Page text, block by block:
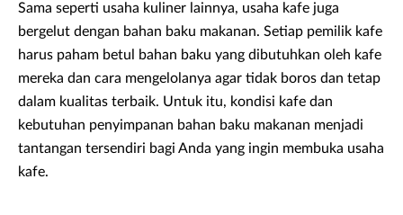
Sama seperti usaha kuliner lainnya, usaha kafe juga
bergelut dengan bahan baku makanan. Setiap pemilik kafe
harus paham betul bahan baku yang dibutuhkan oleh kafe
mereka dan cara mengelolanya agar tidak boros dan tetap
dalam kualitas terbaik. Untuk itu, kondisi kafe dan
kebutuhan penyimpanan bahan baku makanan menjadi
tantangan tersendiri bagi Anda yang ingin membuka usaha
kafe.